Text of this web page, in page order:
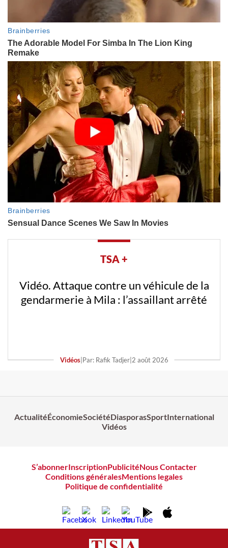
TSA +
Vidéo. Attaque contre un véhicule de la
gendarmerie à Mila : l’assaillant arrêté
Vidéos| Par: Rafik Tadjer| 2 août 2026
ActualitéÉconomieSociétéDiasporasSportInternational
Vidéos
S’abonnerInscriptionPublicitéNous Contacter
Conditions généralesMentions legales
Politique de confidentialité